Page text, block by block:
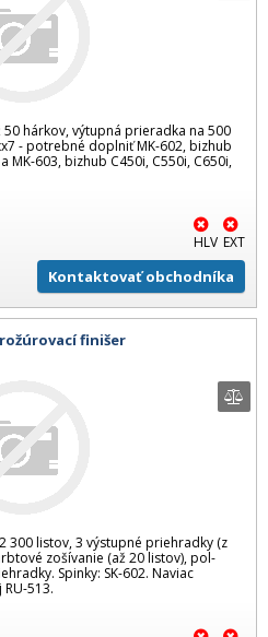
hárkov, výtupná prieradka na 500
- potrebné doplniť MK-602, bizhub
MK-603, bizhub C450i, C550i, C650i,
HLV EXT
Kontaktovať obchodníka
finišer
300 listov, 3 výstupné priehradky (z
zošívanie (až 20 listov), pol-
Spinky: SK-602. Naviac
513.